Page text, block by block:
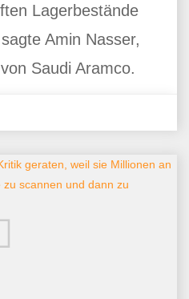
Lagerbestände
Amin Nasser,
Saudi Aramco.